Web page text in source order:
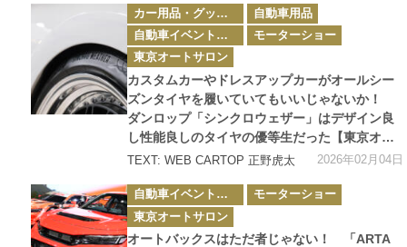
カ
テ
ゴ
リ
ー
カー用品・グッズ情報
自動車用品
自動車イベント・カーイベント
モーターショー
東京オートサロン
カスタムカーやドレスアップカーがオールシー
ズンタイヤを履いていてもいいじゃないか！
ダンロップ「シンクロウェザー」はデザイン良
し性能良しのタイヤの優等生だった【東京オー
トサロン2026】
TEXT: WEB CARTOP 正野虎太 2026年02月04日
カ
テ
ゴ
リ
ー
自動車イベント・カーイベント
モーターショー
東京オートサロン
オートバックスはただ者じゃない！ 「ARTA